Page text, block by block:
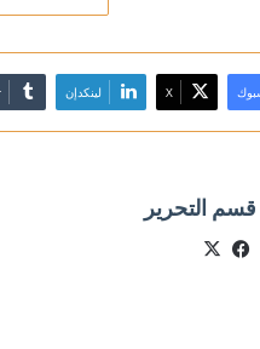
X لينكدإن
قسم التحرير
فيسبوك